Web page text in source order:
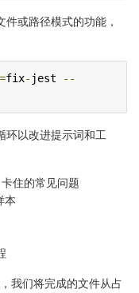
或路径模式的功能，
fix- jest
--
环以改进提示词和工
住的常见问题
本
我们将完成的文件从占